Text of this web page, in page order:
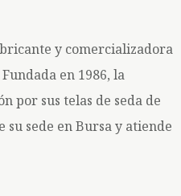
y comercializadora
en 1986, la
por sus telas de seda de
sede en Bursa y atiende